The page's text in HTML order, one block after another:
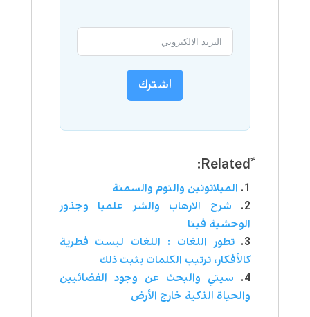
اشترك
ٌRelated:
الميلاتونين والنوم والسمنة
شرح الارهاب والشر علميا وجذور
الوحشية فينا
تطور اللغات : اللغات ليست فطرية
كالأفكار، ترتيب الكلمات يثبت ذلك
سيتي والبحث عن وجود الفضائيين
والحياة الذكية خارج الأرض